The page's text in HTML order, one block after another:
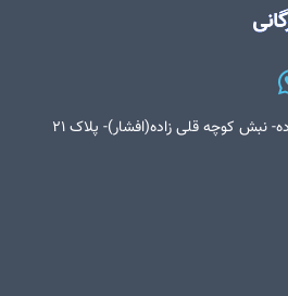
نبش کوچه قلی زاده(افشار)- پلاک ۲۱